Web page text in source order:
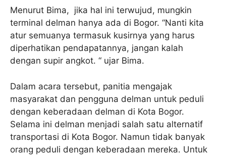
Menurut Bima, jika hal ini terwujud, mungkin
terminal delman hanya ada di Bogor. “Nanti kita
atur semuanya termasuk kusirnya yang harus
diperhatikan pendapatannya, jangan kalah
dengan supir angkot. “ ujar Bima.
Dalam acara tersebut, panitia mengajak
masyarakat dan pengguna delman untuk peduli
dengan keberadaan delman di Kota Bogor.
Selama ini delman menjadi salah satu alternatif
transportasi di Kota Bogor. Namun tidak banyak
orang peduli dengan keberadaan mereka. Untuk